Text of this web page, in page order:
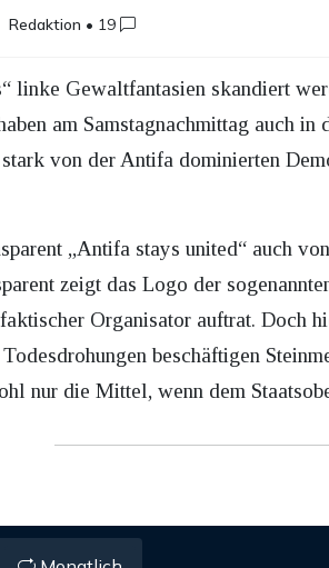
Redaktion • 19
linke Gewaltfantasien skandiert
am Samstagnachmittag auch in
von der Antifa dominierten
„Antifa stays united“ auch
zeigt das Logo der
Organisator auftrat. Doch
beschäftigen
nur die Mittel, wenn dem